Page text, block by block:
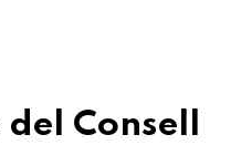
Consell